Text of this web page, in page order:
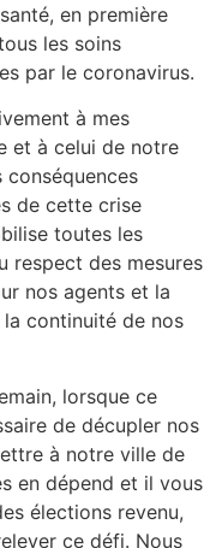
en première
les soins
par le coronavirus.
à mes
et à celui de notre
de cette crise
toutes les
respect des mesures
nos agents et la
continuité de nos
lorsque ce
de décupler nos
à notre ville de
en dépend et il vous
élections revenu,
ce défi. Nous